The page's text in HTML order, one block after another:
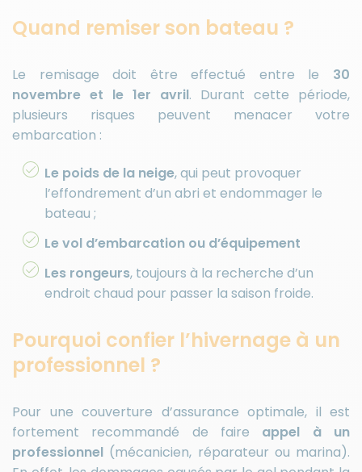
Quand remiser son bateau ?
Le remisage doit être effectué entre le 30
novembre et le 1er avril. Durant cette période,
plusieurs risques peuvent menacer votre
embarcation :
Le poids de la neige, qui peut provoquer
l’effondrement d’un abri et endommager le
bateau ;
Le vol d’embarcation ou d’équipement
Les rongeurs, toujours à la recherche d’un
endroit chaud pour passer la saison froide.
Pourquoi confier l’hivernage à un
professionnel ?
Pour une couverture d’assurance optimale, il est
fortement recommandé de faire appel à un
professionnel (mécanicien, réparateur ou marina).